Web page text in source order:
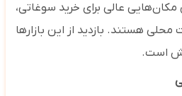
عالی برای خرید سوغاتی،
هستند. بازدید از این بازارها
است.